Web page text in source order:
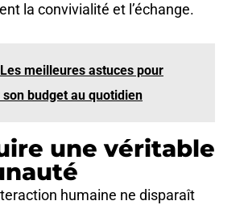
la convivialité et l’échange.
Les meilleures astuces pour
budget au quotidien
une véritable
humaine ne disparaît